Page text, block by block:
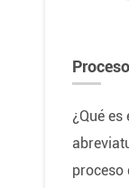
¿Qué
proceso